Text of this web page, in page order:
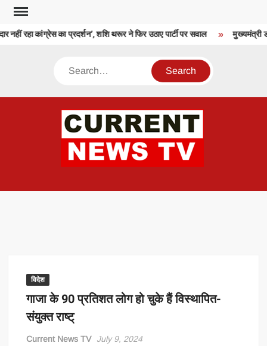
Skip
contentरहा कांग्रेस का प्रदर्शन’, शशि थरूर ने फिर उठाए पार्टी पर सवाल मुख्यमंत्री
Search
विदेश
गाजा के 90 प्रतिशत लोग हो चुके हैं विस्थापित-
संयुक्त राष्ट्
Current News TV July 9, 2024